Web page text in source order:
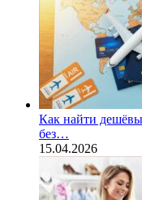
Как найти
без…
15.04.2026